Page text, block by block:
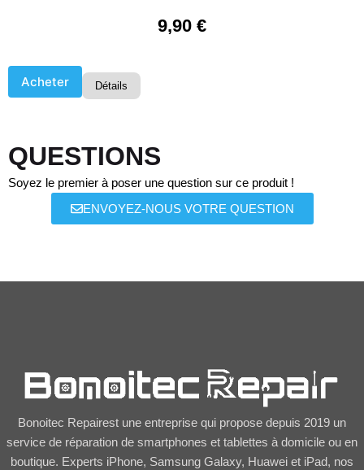
9,90 €
Acheter Détails
QUESTIONS
Soyez le premier à poser une question sur ce produit !
ENVOYEZ-NOUS VOTRE QUESTION
Bonoitec Repairest une entreprise qui propose depuis 2019 un
service de réparation de smartphones et tablettes à domicile ou en
boutique. Experts iPhone, Samsung Galaxy, Huawei et iPad, nos